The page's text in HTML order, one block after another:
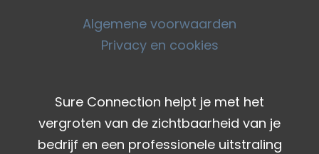
Algemene voorwaarden
Privacy en cookies
Sure Connection helpt je met het
vergroten van de zichtbaarheid van je
bedrijf en een professionele uitstraling